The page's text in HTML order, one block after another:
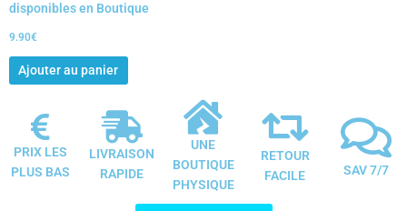
disponibles en Boutique
9.90€
Ajouter au panier
PRIX LES
PLUS BAS
LIVRAISON
RAPIDE
UNE
BOUTIQUE
PHYSIQUE
RETOUR
FACILE
SAV 7/7